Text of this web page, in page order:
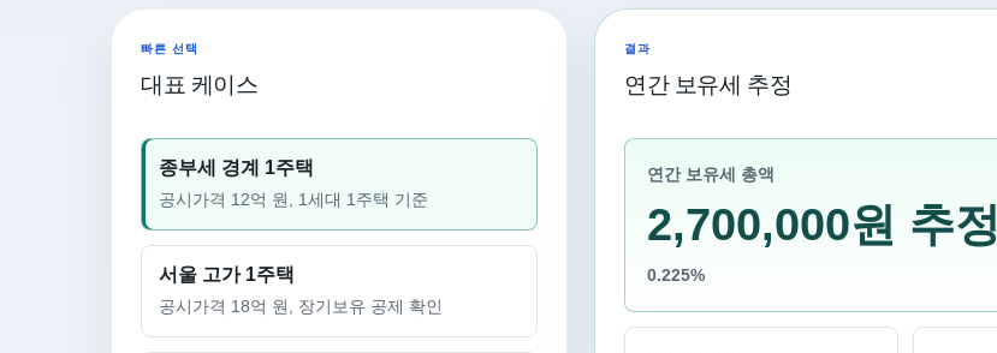
빠른 선택
대표 케이스
종부세 경계 1주택
공시가격 12억 원, 1세대 1주택 기준
서울 고가 1주택
공시가격 18억 원, 장기보유 공제 확인
결과
연간 보유세 추정
연간 보유세 총액
2,700,000원 추정
0.225%